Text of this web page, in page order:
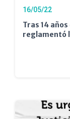
16/05/22
Tras 14
reglamentó